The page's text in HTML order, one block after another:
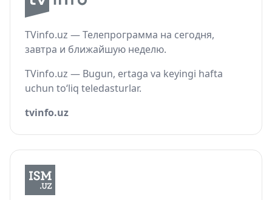
TVinfo.uz — Телепрограмма на сегодня,
завтра и ближайшую неделю.
TVinfo.uz — Bugun, ertaga va keyingi hafta
uchun to‘liq teledasturlar.
tvinfo.uz